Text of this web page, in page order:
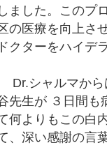
しました。このプ
の医療を向上さ
ドクターをハイデ
Dr.シャルマから
先生が ３日間も
何よりもこの白
、深い感謝の言